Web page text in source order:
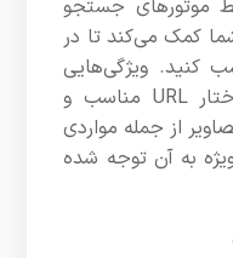
موتورهای جستجو
کمک می‌کند تا در
کنید. ویژگی‌هایی
چون سرعت بارگذاری بالا، ساختار URL مناسب و
از جمله مواردی
به آن توجه شده